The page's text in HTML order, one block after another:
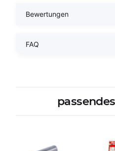
Bewertungen
FAQ